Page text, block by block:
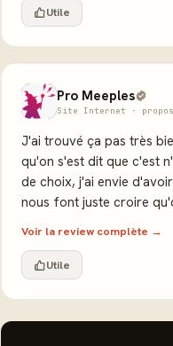
Utile
Pro Meeples
Site Internet ·
J'ai trouvé ça pas très
qu'on s'est dit que c'est
de choix, j'ai envie
nous font juste croire
Voir la review complète →
Utile